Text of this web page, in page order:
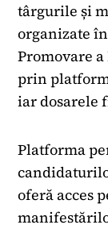
târgurile și
organizate
Promovare
prin
iar dosarele
Platforma
oferă acces